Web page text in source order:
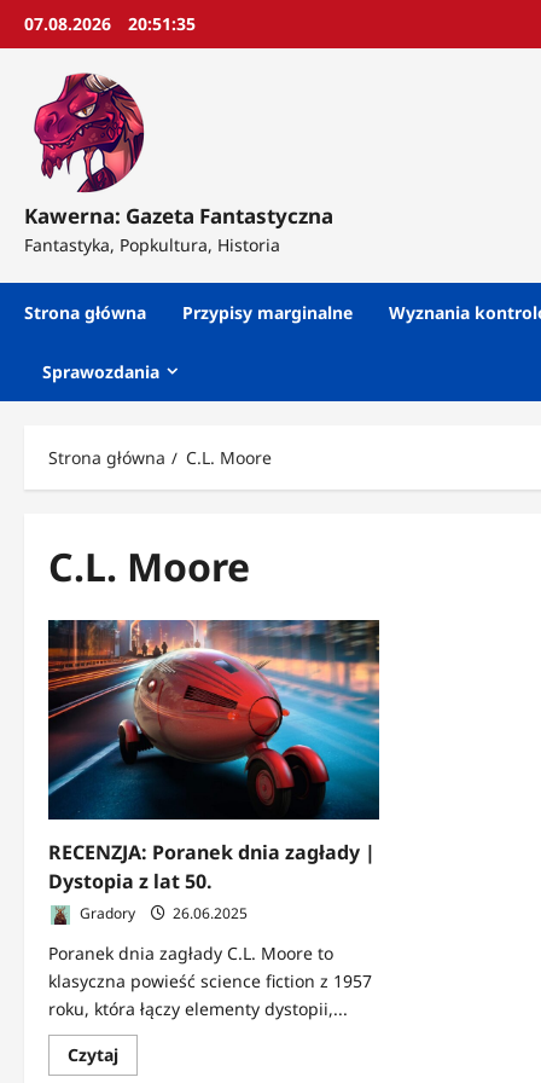
Przejdź
07.08.2026 20:51:37
Kawerna: Gazeta Fantastyczna
Fantastyka, Popkultura, Historia
Strona główna Przypisy marginalne Wyznania
Sprawozdania
Strona główna C.L. Moore
C.L. Moore
RECENZJA: Poranek dnia zagłady |
Dystopia z lat 50.
Gradory 26.06.2025
Poranek dnia zagłady C.L. Moore to
klasyczna powieść science fiction z 1957
roku, która łączy elementy dystopii,...
CzytajDowiedz
się